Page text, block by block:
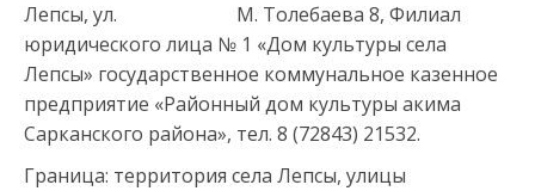
Лепсы, ул. М. Толебаева 8, Филиал
юридического лица № 1 «Дом культуры села
Лепсы» государственное коммунальное казенное
предприятие «Районный дом культуры акима
Сарканского района», тел. 8 (72843) 21532.
Граница: территория села Лепсы, улицы